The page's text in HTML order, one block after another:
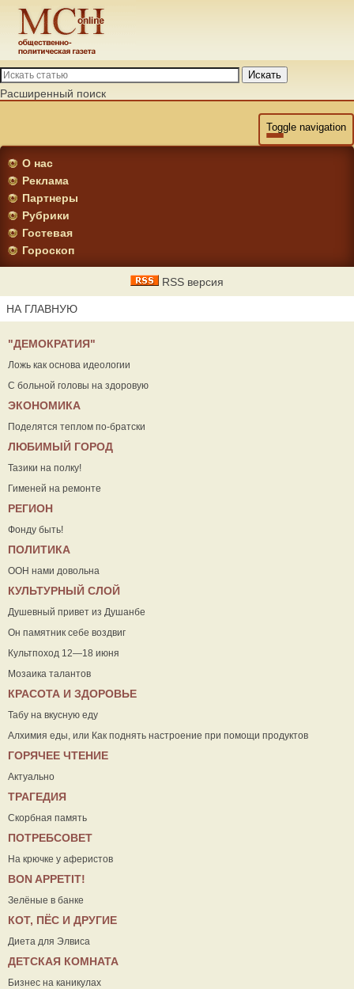
Искать
Расширенный поиск
Toggle navigation
О нас
Реклама
Партнеры
Рубрики
Гостевая
Гороскоп
RSS версия
НА ГЛАВНУЮ
"ДЕМОКРАТИЯ"
Ложь как основа идеологии
С больной головы на здоровую
ЭКОНОМИКА
Поделятся теплом по-братски
ЛЮБИМЫЙ ГОРОД
Тазики на полку!
Гименей на ремонте
РЕГИОН
Фонду быть!
ПОЛИТИКА
ООН нами довольна
КУЛЬТУРНЫЙ СЛОЙ
Душевный привет из Душанбе
Он памятник себе воздвиг
Культпоход 12—18 июня
Мозаика талантов
КРАСОТА И ЗДОРОВЬЕ
Табу на вкусную еду
Алхимия еды, или Как поднять настроение при помощи продуктов
ГОРЯЧЕЕ ЧТЕНИЕ
Актуально
ТРАГЕДИЯ
Скорбная память
ПОТРЕБСОВЕТ
На крючке у аферистов
ВON APPETIT!
Зелёные в банке
КОТ, ПЁС И ДРУГИЕ
Диета для Элвиса
ДЕТСКАЯ КОМНАТА
Бизнес на каникулах